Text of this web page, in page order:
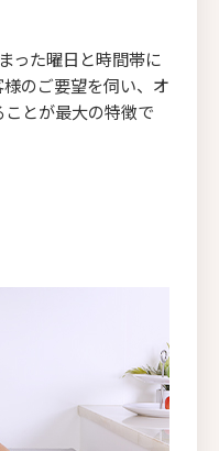
った曜日と時間帯に
のご要望を伺い、オ
とが最大の特徴で